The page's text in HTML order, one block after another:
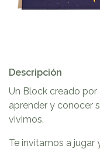
Descripción
Un Block creado por
aprender y conocer
vivimos.
Te invitamos a jugar